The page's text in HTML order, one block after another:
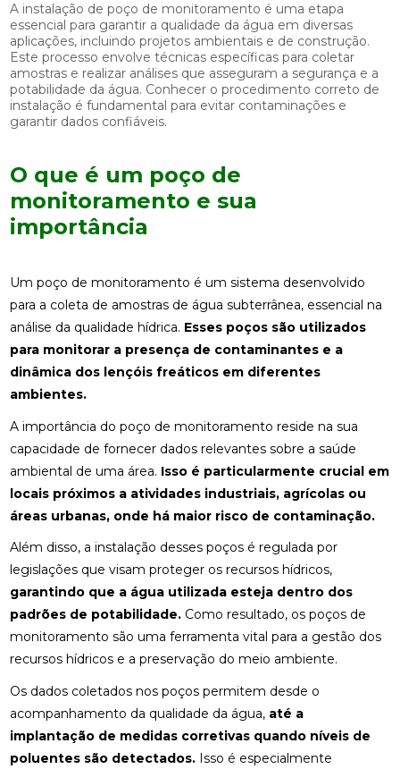
A instalação de poço de monitoramento é uma etapa
essencial para garantir a qualidade da água em diversas
aplicações, incluindo projetos ambientais e de construção.
Este processo envolve técnicas específicas para coletar
amostras e realizar análises que asseguram a segurança e a
potabilidade da água. Conhecer o procedimento correto de
instalação é fundamental para evitar contaminações e
garantir dados confiáveis.
O que é um poço de
monitoramento e sua
importância
Um poço de monitoramento é um sistema desenvolvido
para a coleta de amostras de água subterrânea, essencial na
análise da qualidade hídrica. Esses poços são utilizados
para monitorar a presença de contaminantes e a
dinâmica dos lençóis freáticos em diferentes
ambientes.
A importância do poço de monitoramento reside na sua
capacidade de fornecer dados relevantes sobre a saúde
ambiental de uma área. Isso é particularmente crucial em
locais próximos a atividades industriais, agrícolas ou
áreas urbanas, onde há maior risco de contaminação.
Além disso, a instalação desses poços é regulada por
legislações que visam proteger os recursos hídricos,
garantindo que a água utilizada esteja dentro dos
padrões de potabilidade.Como resultado, os poços de
monitoramento são uma ferramenta vital para a gestão dos
recursos hídricos e a preservação do meio ambiente.
Os dados coletados nos poços permitem desde o
acompanhamento da qualidade da água,até a
implantação de medidas corretivas quando níveis de
poluentes são detectados.Isso é especialmente